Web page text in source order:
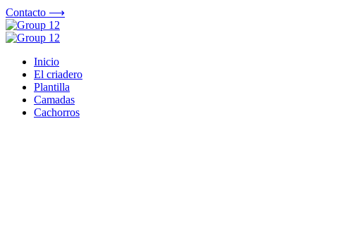
Contacto ⟶
Inicio
El criadero
Plantilla
Camadas
Cachorros